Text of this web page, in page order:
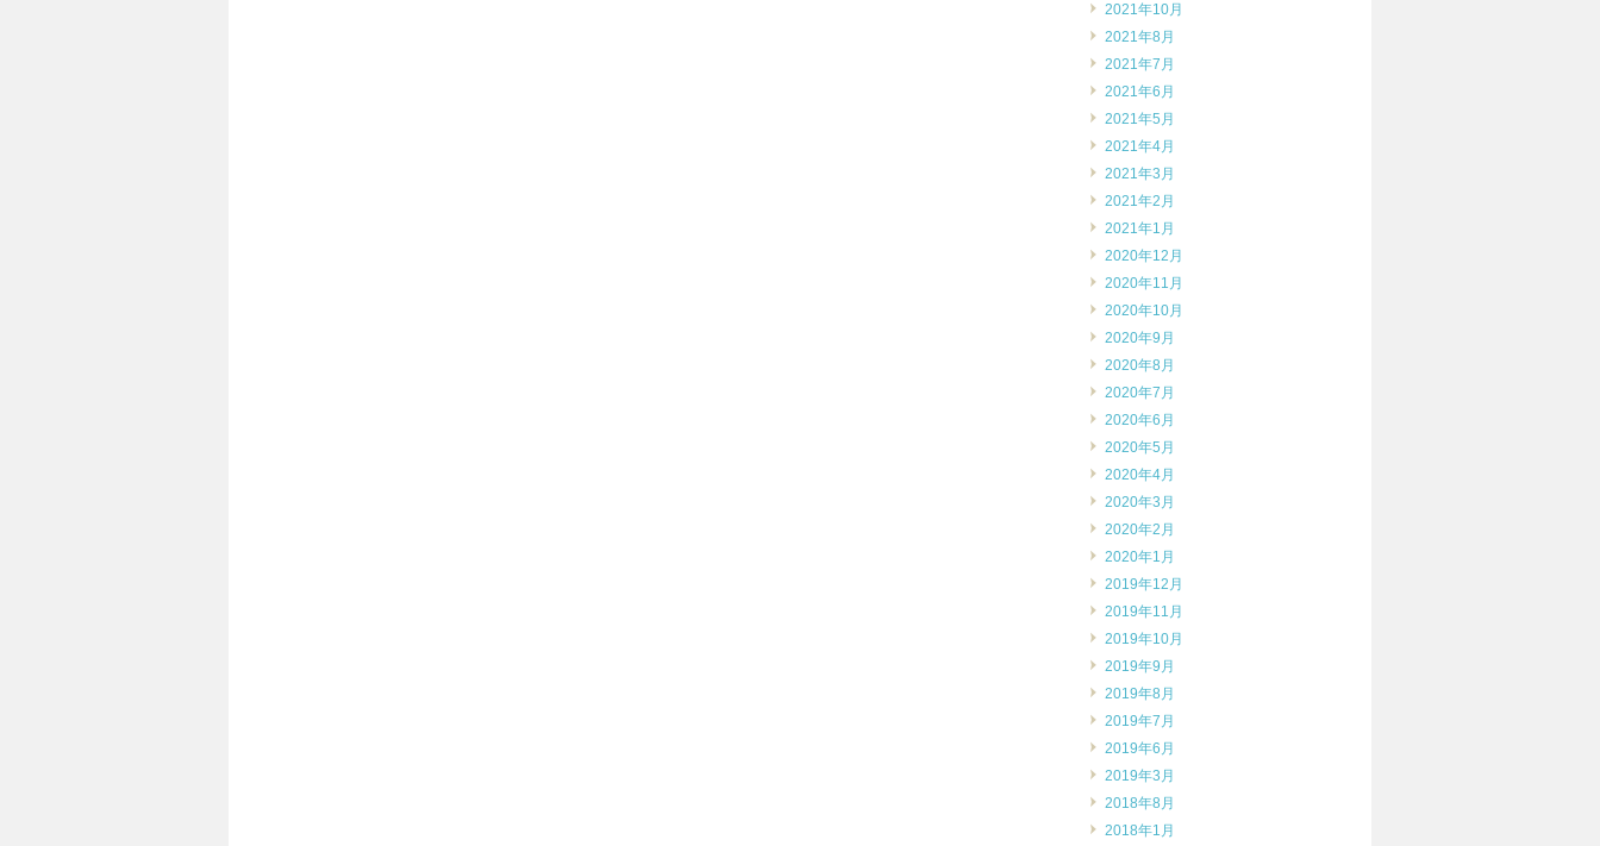
2021年10月
2021年8月
2021年7月
2021年6月
2021年5月
2021年4月
2021年3月
2021年2月
2021年1月
2020年12月
2020年11月
2020年10月
2020年9月
2020年8月
2020年7月
2020年6月
2020年5月
2020年4月
2020年3月
2020年2月
2020年1月
2019年12月
2019年11月
2019年10月
2019年9月
2019年8月
2019年7月
2019年6月
2019年3月
2018年8月
2018年1月